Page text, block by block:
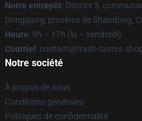
Notre entrepôt: District 3,
Donggang, province de Shandong,
Heure: 9h – 17h (lu – vendredi)
Courriel : contact@trash-
Notre société
À propos de nous
Conditions générales
Politiques de confidentialité